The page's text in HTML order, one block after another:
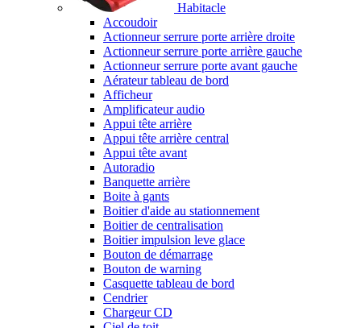
Habitacle
Accoudoir
Actionneur serrure porte arrière droite
Actionneur serrure porte arrière gauche
Actionneur serrure porte avant gauche
Aérateur tableau de bord
Afficheur
Amplificateur audio
Appui tête arrière
Appui tête arrière central
Appui tête avant
Autoradio
Banquette arrière
Boite à gants
Boitier d'aide au stationnement
Boitier de centralisation
Boitier impulsion leve glace
Bouton de démarrage
Bouton de warning
Casquette tableau de bord
Cendrier
Chargeur CD